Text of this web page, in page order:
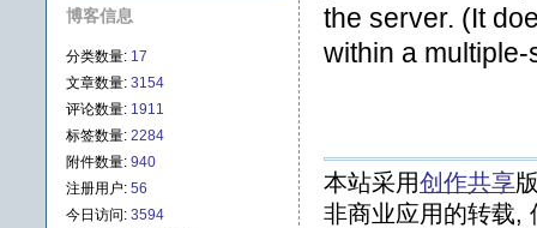
the server. (It
within a
本站采用创作共享
非商业应用的转载,
博客信息
分类数量: 17
文章数量: 3154
评论数量: 1911
标签数量: 2284
附件数量: 940
注册用户: 56
今日访问: 3594